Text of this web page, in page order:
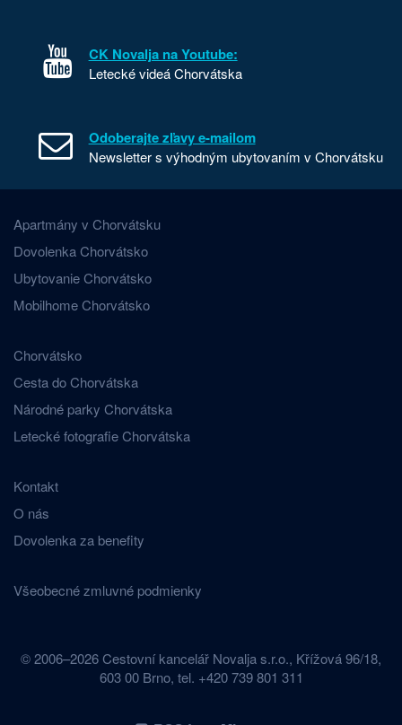
CK Novalja na Youtube:
Letecké videá Chorvátska
Odoberajte zľavy e-mailom
Newsletter s výhodným ubytovaním v Chorvátsku
Apartmány v Chorvátsku
Dovolenka Chorvátsko
Ubytovanie Chorvátsko
Mobilhome Chorvátsko
Chorvátsko
Cesta do Chorvátska
Národné parky Chorvátska
Letecké fotografie Chorvátska
Kontakt
O nás
Dovolenka za benefity
Všeobecné zmluvné podmienky
© 2006–2026 Cestovní kancelář Novalja s.r.o., Křížová 96/18,
603 00 Brno, tel. +420 739 801 311